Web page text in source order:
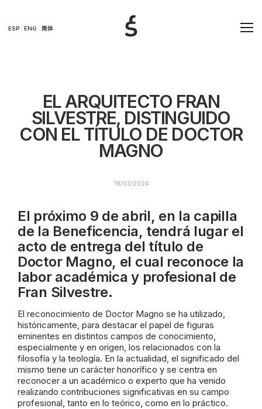
ESP ENG 简体
EL ARQUITECTO FRAN
SILVESTRE, DISTINGUIDO
CON EL TÍTULO DE DOCTOR
MAGNO
18/03/2024
El próximo 9 de abril, en la capilla
de la Beneficencia, tendrá lugar el
acto de entrega del título de
Doctor Magno, el cual reconoce la
labor académica y profesional de
Fran Silvestre.
El reconocimiento de Doctor Magno se ha utilizado,
históricamente, para destacar el papel de figuras
eminentes en distintos campos de conocimiento,
especialmente y en origen, los relacionados con la
filosofía y la teología. En la actualidad, el significado del
mismo tiene un carácter honorífico y se centra en
reconocer a un académico o experto que ha venido
realizando contribuciones significativas en su campo
profesional, tanto en lo teórico, como en lo práctico.